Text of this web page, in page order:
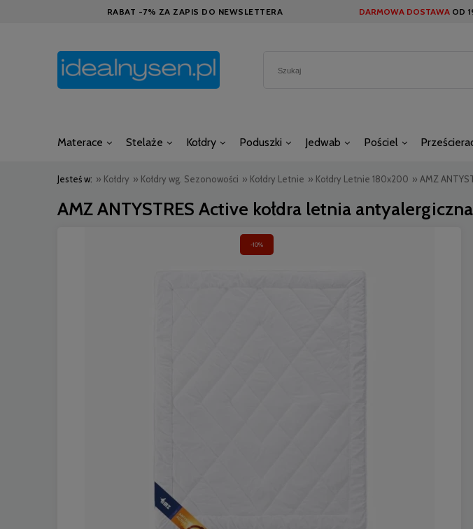
RABAT -7% ZA ZAPIS DO NEWSLETTERA DARMOWA DOSTAWA OD
Materace Stelaże Kołdry Poduszki Jedwab Pościel
Jesteś w: » Kołdry » Kołdry wg. Sezonowości » Kołdry Letnie » Kołdry Letnie 180x200 » AMZ
AMZ ANTYSTRES Active kołdra letnia
-10%